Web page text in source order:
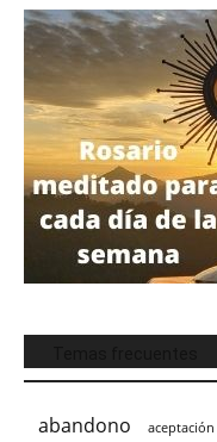
abandono aceptación